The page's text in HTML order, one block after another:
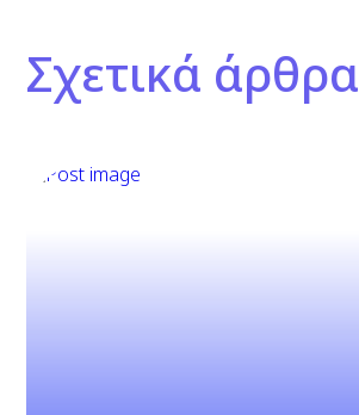
Σχετικά άρθρα